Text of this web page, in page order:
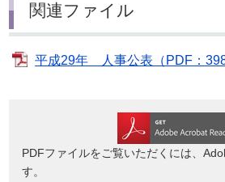
関連ファイル
平成29年 人事公表（PDF：
PDFファイルをご覧いただくには、
す。